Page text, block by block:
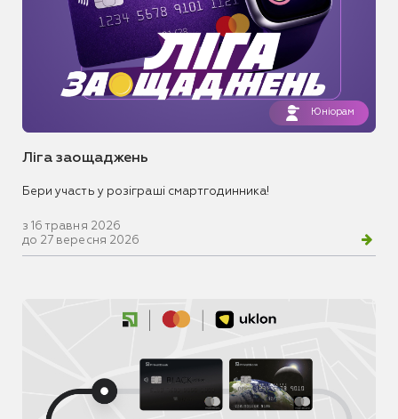
Юніорам
Ліга заощаджень
Бери участь у розіграші смартгодинника!
з 16 травня 2026
до 27 вересня 2026